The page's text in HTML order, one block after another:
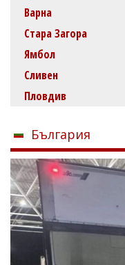
Варна
Стара Загора
Ямбол
Сливен
Пловдив
България